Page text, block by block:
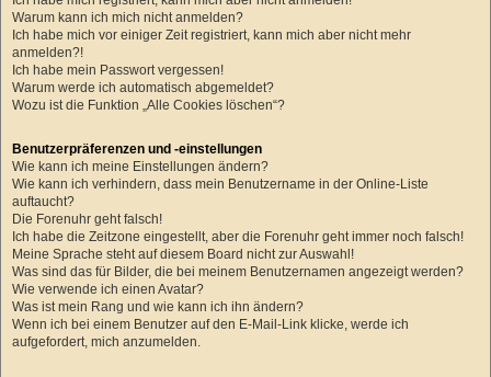
Warum kann ich mich nicht anmelden?
Ich habe mich vor einiger Zeit registriert, kann mich aber nicht mehr
anmelden?!
Ich habe mein Passwort vergessen!
Warum werde ich automatisch abgemeldet?
Wozu ist die Funktion „Alle Cookies löschen“?
Benutzerpräferenzen und -einstellungen
Wie kann ich meine Einstellungen ändern?
Wie kann ich verhindern, dass mein Benutzername in der Online-Liste
auftaucht?
Die Forenuhr geht falsch!
Ich habe die Zeitzone eingestellt, aber die Forenuhr geht immer noch falsch!
Meine Sprache steht auf diesem Board nicht zur Auswahl!
Was sind das für Bilder, die bei meinem Benutzernamen angezeigt werden?
Wie verwende ich einen Avatar?
Was ist mein Rang und wie kann ich ihn ändern?
Wenn ich bei einem Benutzer auf den E-Mail-Link klicke, werde ich
aufgefordert, mich anzumelden.